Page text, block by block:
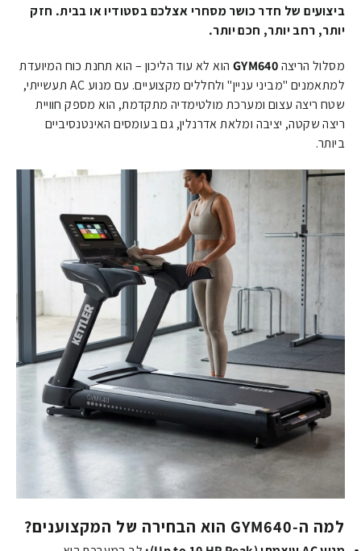
ביצועים של חדר כושר מסחרי אצלכם בסטודיו או בבית. חזק
יותר, רחב יותר, חכם יותר.
מסלול הריצהGYM640 הוא לא עוד הליכון – הוא תחנת כוח המיועדת
למתאמנים "מביני עניין" ולחללים מקצועיים. עם מנוע AC תעשייתי,
שטח ריצה עצום ומערכת מולטימדיה מתקדמת, הוא מספק חוויית
ריצה שקטה, יציבה ומלאת אדרנלין, גם בעומסים האינטנסיביים
ביותר.
למה ה-GYM640 הוא הבחירה של המקצוענים?